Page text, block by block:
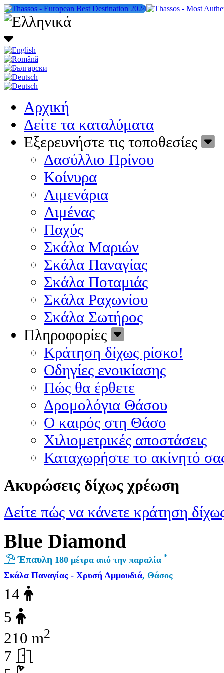
Αρχική
Δείτε τα καταλύματα
Εξερευνήστε τις τοποθεσίες
Δασύλλιο Πρίνου
Κοίνυρα
Λιμενάρια
Λιμένας
Παχύς
Σκάλα Μαριών
Σκάλα Παναγίας
Σκάλα Ποταμιάς
Σκάλα Ραχωνίου
Σκάλα Σωτήρος
Πληροφορίες
Κράτηση δίχως ρίσκο!
Οδηγίες ενοικίασης
Πώς θα έρθετε
Δρομολόγια Θάσου
Ο καιρός στη Θάσο
Χιλιομετρικές αποστάσεις
Καταχωρήστε το ακίνητό
Ακυρώσεις δίχως χρέωση
Δείτε πώς να κάνετε κράτηση
Blue Diamond
Έπαυλη 180 μέτρα από την παραλία *
Σκάλα Παναγίας - Χρυσή Αμμουδιά, Θάσος
14
5
210 m2
7